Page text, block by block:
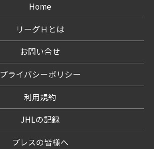
Home
リーグＨとは
お問い合せ
プライバシーポリシー
利用規約
JHLの記録
プレスの皆様へ